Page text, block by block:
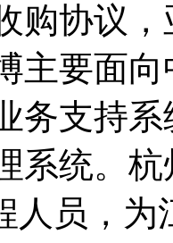
协议，
主要面
务支持
系统。
人员，